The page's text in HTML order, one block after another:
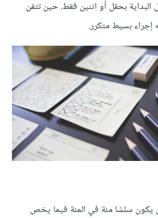
البداية بحقل أو اثنين فقط. حين تتقن
إجراء بسيط متكرر.
يكون سلسًا مئة في المئة فيما يخص